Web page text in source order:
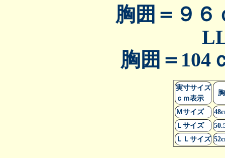
胸囲＝９６
胸囲＝104
実寸サイズ
ｃｍ表示
Ｍサイズ
Ｌサイズ
ＬＬサイズ